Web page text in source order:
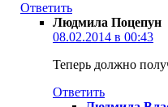
Ответить
Людмила Поцепун
08.02.2014 в 00:43
Теперь должно
Ответить